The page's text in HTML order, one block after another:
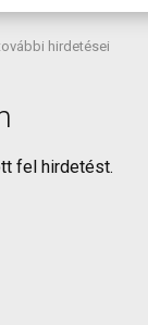
hirdetései
fel hirdetést.